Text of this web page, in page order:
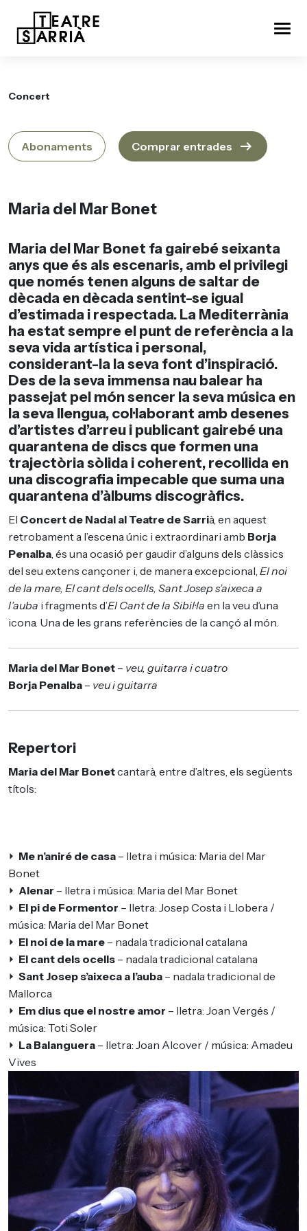
Concert
Abonaments Comprar entrades arrow_right_alt
Maria del Mar Bonet
Maria del Mar Bonet fa gairebé seixanta
anys que és als escenaris, amb el privilegi
que només tenen alguns de saltar de
dècada en dècada sentint-se igual
d’estimada i respectada. La Mediterrània
ha estat sempre el punt de referència a la
seva vida artística i personal,
considerant-la la seva font d’inspiració.
Des de la seva immensa nau balear ha
passejat pel món sencer la seva música en
la seva llengua, col·laborant amb desenes
d’artistes d’arreu i publicant gairebé una
quarantena de discs que formen una
trajectòria sòlida i coherent, recollida en
una discografia impecable que suma una
quarantena d’àlbums discogràfics.
El Concert de Nadal al Teatre de Sarrià, en aquest
retrobament a l’escena únic i extraordinari amb Borja
Penalba, és una ocasió per gaudir d’alguns dels clàssics
del seu extens cançoner i, de manera excepcional, El noi
de la mare, El cant dels ocells, Sant Josep s’aixeca a
l’auba i fragments d’El Cant de la Sibil·la en la veu d’una
icona. Una de les grans referències de la cançó al món.
Maria del Mar Bonet – veu, guitarra i cuatro
Borja Penalba – veu i guitarra
Repertori
Maria del Mar Bonetcantarà, entre d’altres, els següents
títols:
⏵ Me n’aniré de casa – lletra i música: Maria del Mar
Bonet
⏵ Alenar – lletra i música: Maria del Mar Bonet
⏵ El pi de Formentor – lletra: Josep Costa i Llobera /
música: Maria del Mar Bonet
⏵ El noi de la mare – nadala tradicional catalana
⏵ El cant dels ocells – nadala tradicional catalana
⏵ Sant Josep s’aixeca a l’auba – nadala tradicional de
Mallorca
⏵ Em dius que el nostre amor – lletra: Joan Vergés /
música: Toti Soler
⏵ La Balanguera – lletra: Joan Alcover / música: Amadeu
Vives